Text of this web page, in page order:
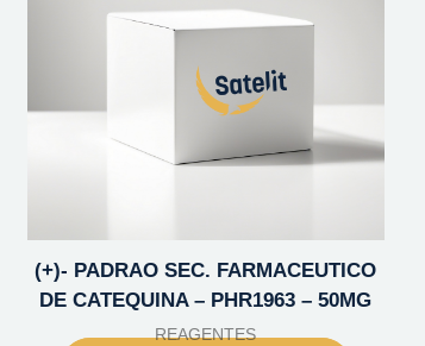
(+)- PADRAO SEC. FARMACEUTICO
DE CATEQUINA – PHR1963 – 50MG
REAGENTES